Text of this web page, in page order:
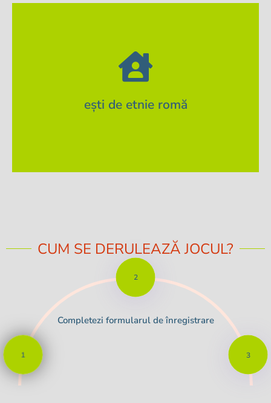
ești de etnie romă
Vei dovedi acest aspect printr-o declarație.
APLICĂ
CUM SE DERULEAZĂ JOCUL?
1
Completezi formularul de înregistrare
2
3